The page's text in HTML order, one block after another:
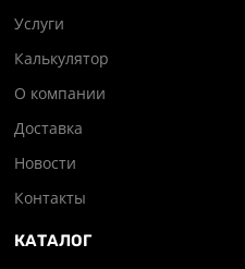
Услуги
Калькулятор
О компании
Доставка
Новости
Контакты
КАТАЛОГ